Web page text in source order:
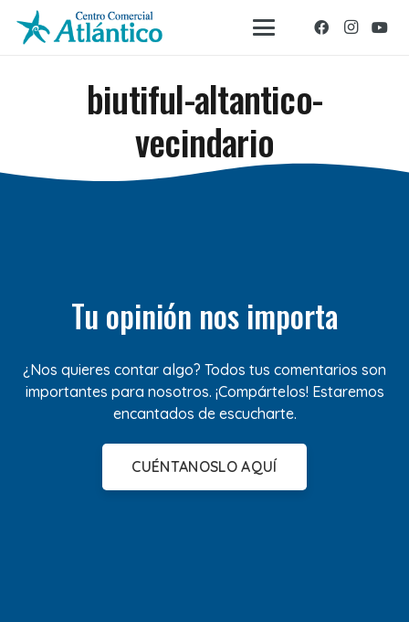
biutiful-altantico-
vecindario
Tu opinión nos importa
¿Nos quieres contar algo? Todos tus comentarios son
importantes para nosotros. ¡Compártelos! Estaremos
encantados de escucharte.
CUÉNTANOSLO AQUÍ